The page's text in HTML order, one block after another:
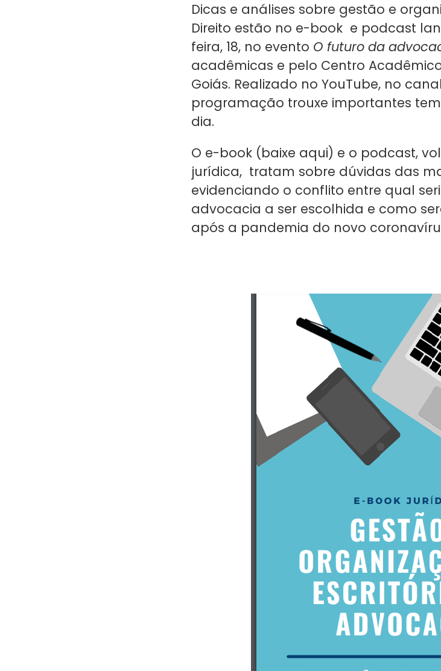
Dicas e análises sobre gestão e
Direito estão no e-book e podcast
feira, 18, no evento O futuro da
acadêmicas e pelo Centro
Goiás. Realizado no YouTube, no
programação trouxe importantes
dia.
O e-book (baixe aqui) e o podcast,
jurídica, tratam sobre dúvidas das
evidenciando o conflito entre qual
advocacia a ser escolhida e como
após a pandemia do novo